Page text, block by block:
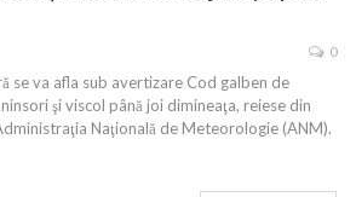
0
se va afla sub avertizare Cod galben de
şi viscol până joi dimineaţa, reiese din
Naţională de Meteorologie (ANM).